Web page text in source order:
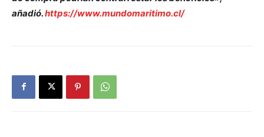
añadió.https://www.mundomaritimo.cl/